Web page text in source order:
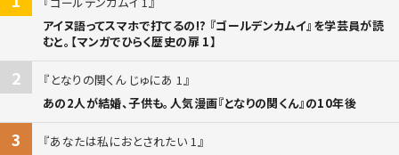
アイヌ語ってスマホで打てるの!? 『ゴールデンカムイ』を学芸員が読
むと。【マンガでひらく歴史の扉 1】
2
となりの関くん じゅにあ 1
あの2人が結婚、子供も。人気漫画『となりの関くん』の10年後
3
あなたは私におとされたい 1